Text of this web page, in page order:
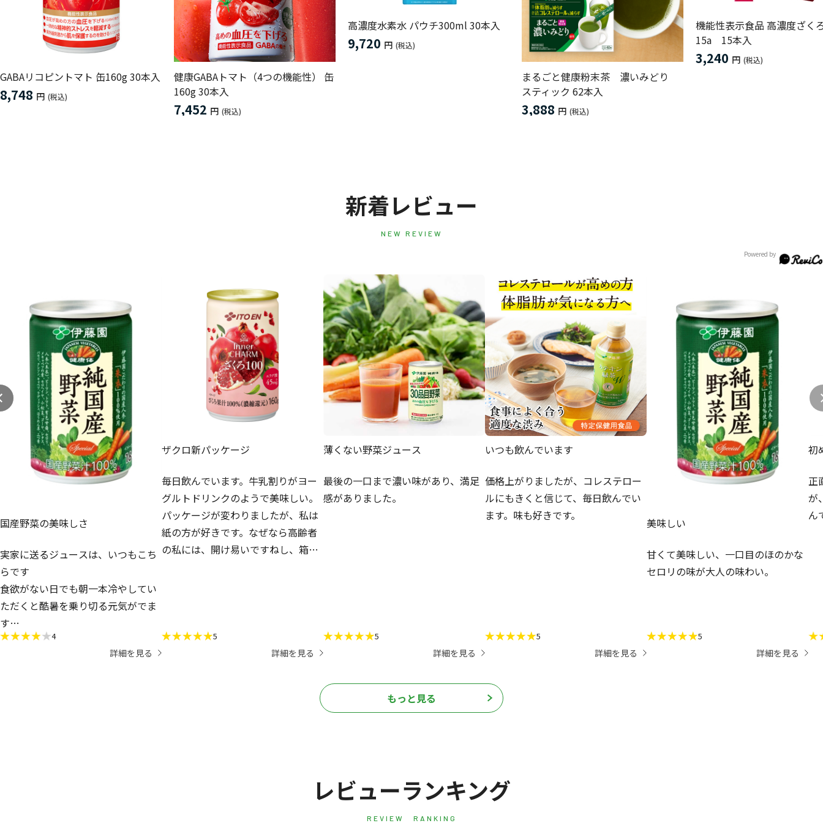
GABAリコピントマト 缶160g 30本入
8,748 円 (税込)
健康GABAトマト（4つの機能性） 缶
160g 30本入
7,452 円 (税込)
高濃度水素水 パウチ300ml 30本入
9,720 円 (税込)
まるごと健康粉末茶 濃いみどり
スティック 62本入
3,888 円 (税込)
機能性表示食品 高濃度ざく
15a 15本入
3,240 円 (税込)
新着レビュー
NEW REVIEW
国産野菜の美味しさ
実家に送るジュースは、いつもこち
らです
食欲がない日でも朝一本冷やしてい
ただくと酷暑を乗り切る元気がでま
す
くせのない国産野菜ジュースなの
で、野菜ジュースが苦手な人でも飲
4
詳細を見る
ザクロ新パッケージ
毎日飲んでいます。牛乳割りがヨー
グルトドリンクのようで美味しい。
パッケージが変わりましたが、私は
紙の方が好きです。なぜなら高齢者
の私には、開け易いですねし、箱で
5
詳細を見る
薄くない野菜ジュース
最後の一口まで濃い味があり、満足
感がありました。
5
詳細を見る
いつも飲んでいます
価格上がりましたが、コレステロー
ルにもきくと信じて、毎日飲んでい
ます。味も好きです。
5
詳細を見る
美味しい
甘くて美味しい、一口目のほのかな
セロリの味が大人の味わい。
5
詳細を見る
初
正
が
ん
もっと見る
レビューランキング
REVIEW RANKING